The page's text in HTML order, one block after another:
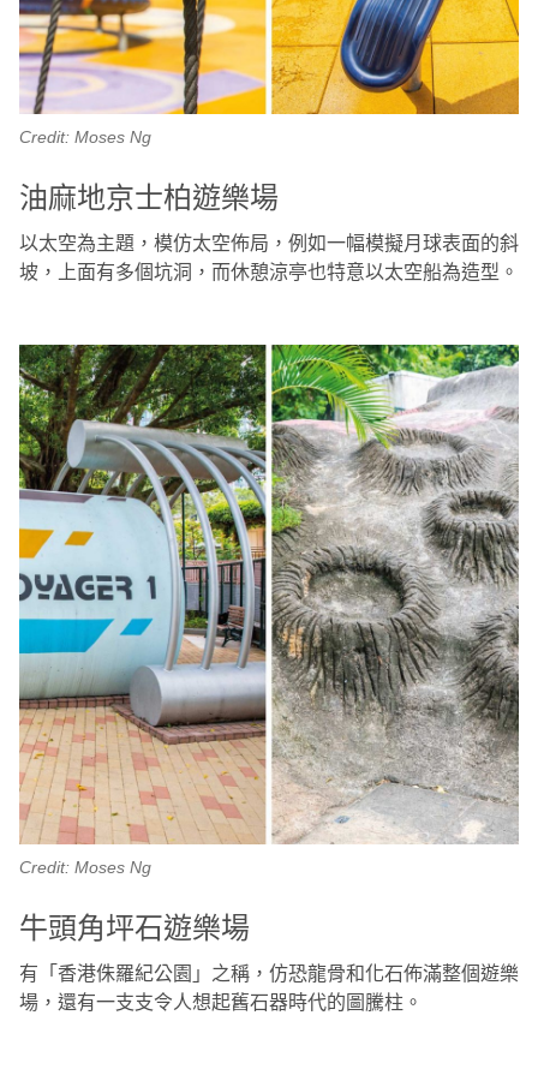
Credit: Moses Ng
油麻地京士柏遊樂場
以太空為主題，模仿太空佈局，例如一幅模擬月球表面的斜
坡，上面有多個坑洞，而休憩涼亭也特意以太空船為造型。
Credit: Moses Ng
牛頭角坪石遊樂場
有「香港侏羅紀公園」之稱，仿恐龍骨和化石佈滿整個遊樂
場，還有一支支令人想起舊石器時代的圖騰柱。